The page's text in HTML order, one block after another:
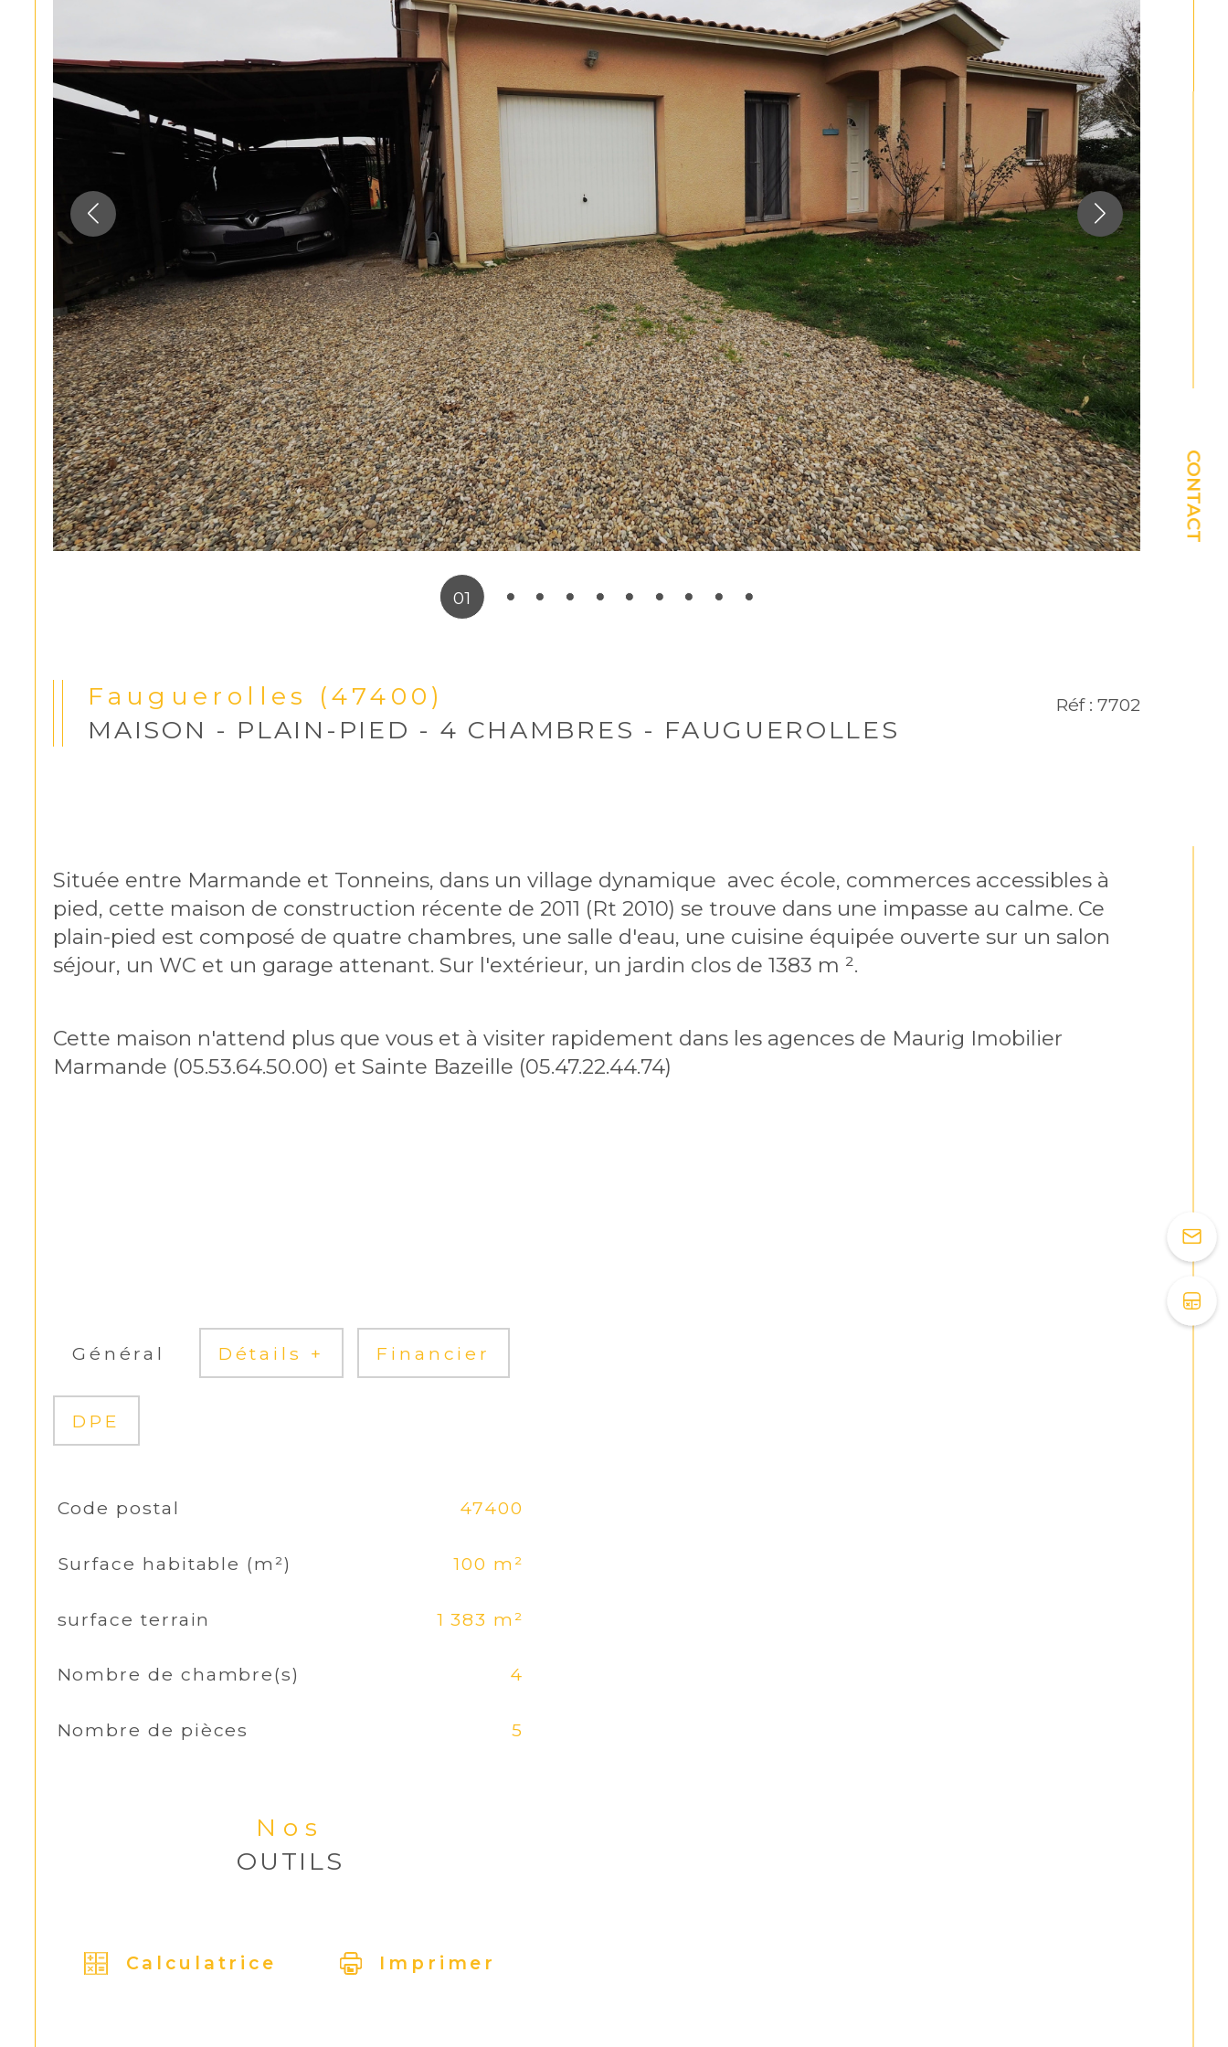
CONTACT
01
Fauguerolles (47400)
MAISON - PLAIN-PIED - 4 CHAMBRES - FAUGUEROLLES
Réf : 7702
Située entre Marmande et Tonneins, dans un village dynamique  avec école, commerces accessibles à
pied, cette maison de construction récente de 2011 (Rt 2010) se trouve dans une impasse au calme. Ce
plain-pied est composé de quatre chambres, une salle d'eau, une cuisine équipée ouverte sur un salon
séjour, un WC et un garage attenant. Sur l'extérieur, un jardin clos de 1383 m ².
Cette maison n'attend plus que vous et à visiter rapidement dans les agences de Maurig Imobilier
Marmande (05.53.64.50.00) et Sainte Bazeille (05.47.22.44.74)
Général Détails + Financier
DPE
TRAD_SIROCCO_Caracteristique
Code postal 47400
Surface habitable (m²) 100 m²
surface terrain 1 383 m²
Nombre de chambre(s) 4
Nombre de pièces 5
Nos
OUTILS
Calculatrice Imprimer